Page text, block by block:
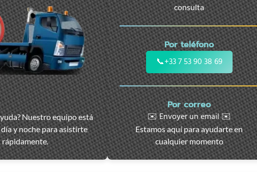
Nuestro equipo está
y noche para asistirte
rápidamente.
consulta
Por teléfono
📞+33 7 53 90 38 69
Por correo
✉️ Envoyer un email ✉️
Estamos aquí para ayudarte en
cualquier momento